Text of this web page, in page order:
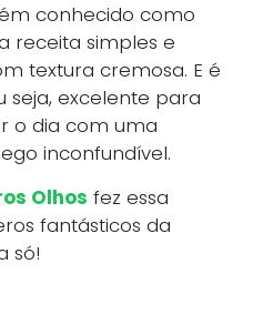
conhecido como
receita simples e
textura cremosa. E é
seja, excelente para
o dia com uma
inconfundível.
Olhos fez essa
fantásticos da
só!